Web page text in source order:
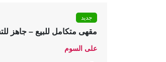
جديد
مقهى متكامل للبيع – جاهز
على السوم